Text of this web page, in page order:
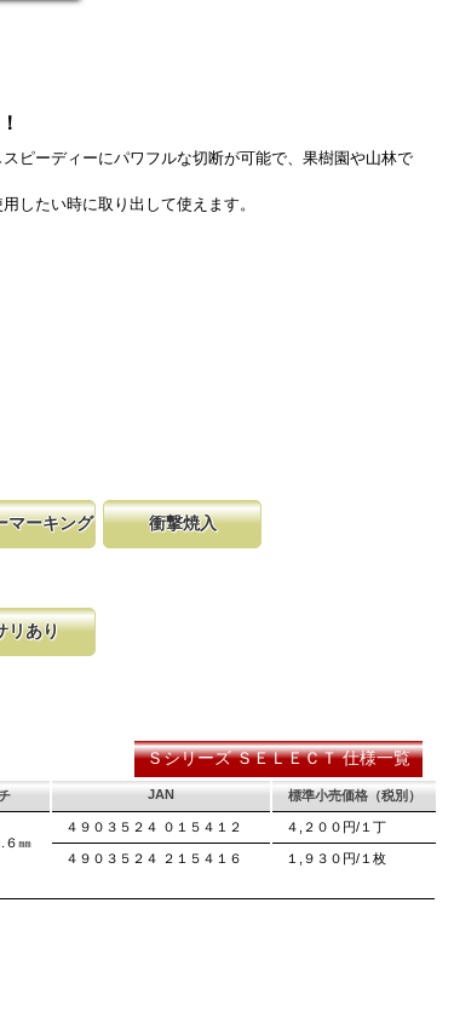
ピーディーにパワフルな切断が可能で、果樹園や山林で
したい時に取り出して使えます。
マーキング
。
衝撃焼入
。これが永切れする刃の秘訣です。
リあり
Ｓシリーズ ＳＥＬＥＣＴ 仕様一覧
JAN 標準小売価格（税別）
６㎜
４９０３５２４ ０１５４１２ ４,２００円/１丁
４９０３５２４ ２１５４１６ １,９３０円/１枚